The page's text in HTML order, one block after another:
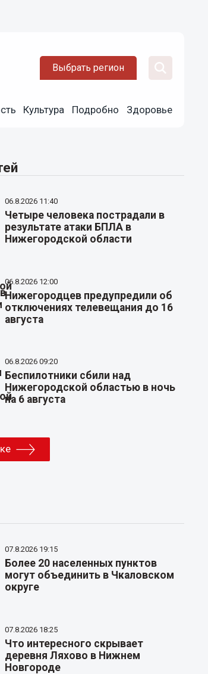
Выбрать регион
Культура Подробно Здоровье
06.8.2026 11:40
Четыре человека пострадали в
результате атаки БПЛА в
Нижегородской области
06.8.2026 12:00
Нижегородцев предупредили об
отключениях телевещания до 16
августа
06.8.2026 09:20
Беспилотники сбили над
Нижегородской областью в ночь
на 6 августа
07.8.2026 19:15
Более 20 населенных пунктов
могут объединить в Чкаловском
округе
07.8.2026 18:25
Что интересного скрывает
деревня Ляхово в Нижнем
Новгороде